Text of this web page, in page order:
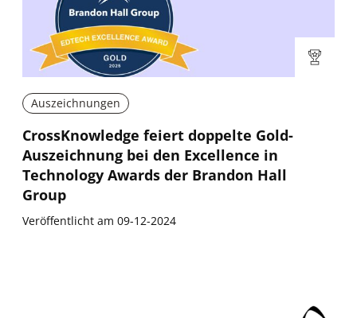
Auszeichnungen
CrossKnowledge feiert doppelte Gold-
Auszeichnung bei den Excellence in
Technology Awards der Brandon Hall
Group
Veröffentlicht am 09-12-2024